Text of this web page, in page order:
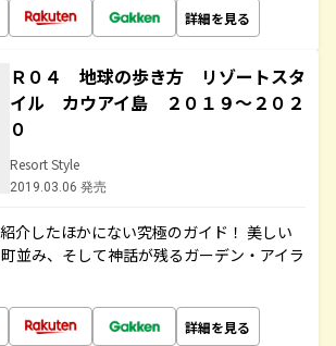
詳細を見る
Ｒ０４ 地球の歩き方 リゾートスタ
イル カウアイ島 ２０１９～２０２
０
Resort Style
2019.03.06 発売
介したほかにない究極のガイド！ 美しい
並み、そして神話が残るガーデン・アイラ
詳細を見る